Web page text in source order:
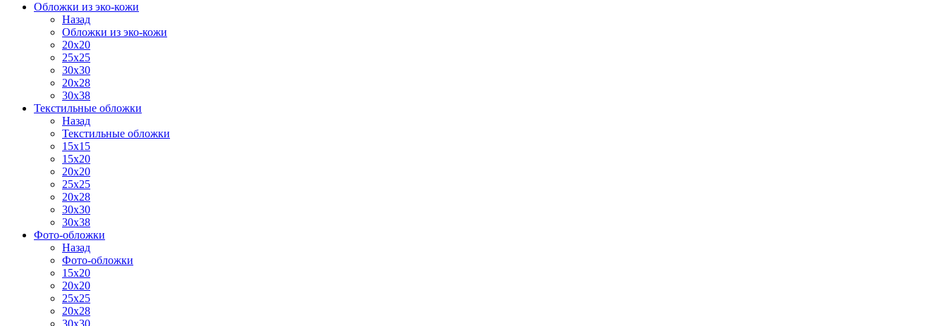
Обложки из эко-кожи
Назад
Обложки из эко-кожи
20х20
25х25
30х30
20х28
30х38
Текстильные обложки
Назад
Текстильные обложки
15х15
15х20
20х20
25х25
20х28
30х30
30х38
Фото-обложки
Назад
Фото-обложки
15x20
20х20
25х25
20х28
30х30